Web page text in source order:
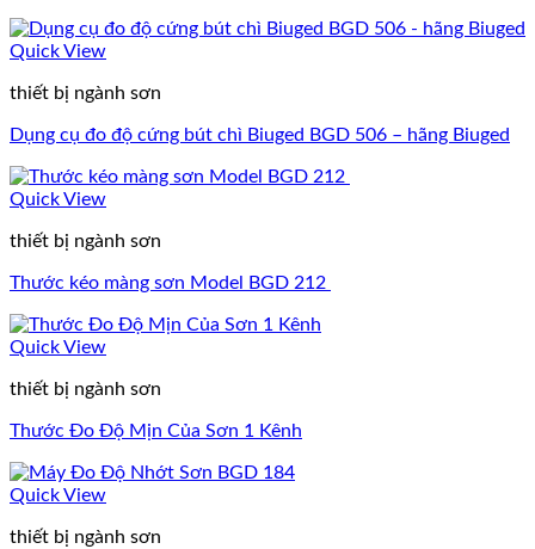
Quick View
thiết bị ngành sơn
Dụng cụ đo độ cứng bút chì Biuged BGD 506 – hãng Biuged
Quick View
thiết bị ngành sơn
Thước kéo màng sơn Model BGD 212
Quick View
thiết bị ngành sơn
Thước Đo Độ Mịn Của Sơn 1 Kênh
Quick View
thiết bị ngành sơn